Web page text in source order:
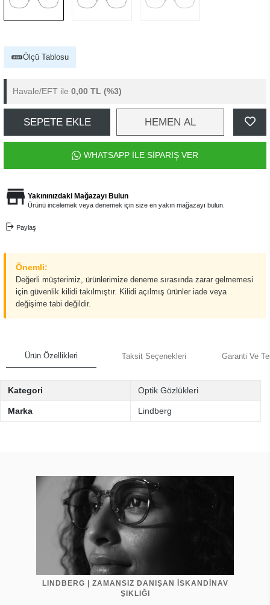
Ölçü Tablosu
Havale/EFT ile 0,00 TL (%3)
SEPETE EKLE HEMEN AL
WHATSAPP İLE SİPARİŞ VER
Yakınınızdaki Mağazayı Bulun
Ürünü incelemek veya denemek için size en yakın mağazayı bulun.
Paylaş
Önemli:
Değerli müşterimiz, ürünlerimize deneme sırasında zarar gelmemesi
için güvenlik kilidi takılmıştır. Kilidi açılmış ürünler iade veya
değişime tabi değildir.
Ürün Özellikleri Taksit Seçenekleri Garanti Ve
Kategori Optik Gözlükleri
Marka Lindberg
LINDBERG | ZAMANSIZ DANIŞAN İSKANDİNAV
ŞIKLIĞI